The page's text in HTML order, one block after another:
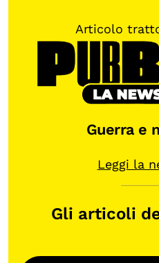
Articolo
Guerra e
Leggi la
Gli articoli